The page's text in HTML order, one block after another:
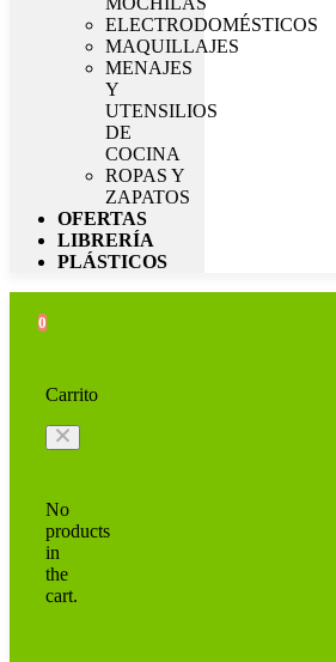
ELECTRODOMÉSTICOS
MAQUILLAJES
MENAJES
Y
UTENSILIOS
DE
COCINA
ROPAS Y
ZAPATOS
OFERTAS
LIBRERÍA
PLÁSTICOS
0
Carrito
No
products
in
the
cart.